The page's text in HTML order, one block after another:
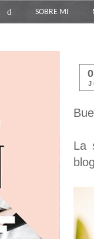
d SOBRE MI
La